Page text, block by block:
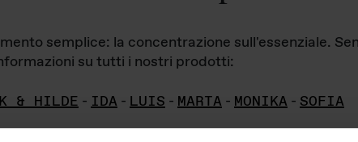
semplice: la concentrazione sull'essenziale.
su tutti i nostri prodotti:
& HILDE - IDA - LUIS - MARTA - MONIKA - SOFIA